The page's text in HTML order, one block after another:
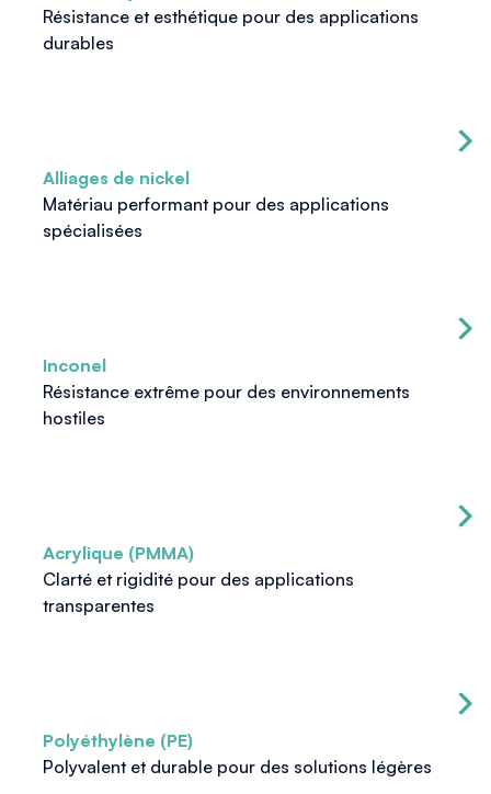
Résistance et esthétique pour des applications
durables
Alliages de nickel
Matériau performant pour des applications
spécialisées
Inconel
Résistance extrême pour des environnements
hostiles
Acrylique (PMMA)
Clarté et rigidité pour des applications
transparentes
Polyéthylène (PE)
Polyvalent et durable pour des solutions légères